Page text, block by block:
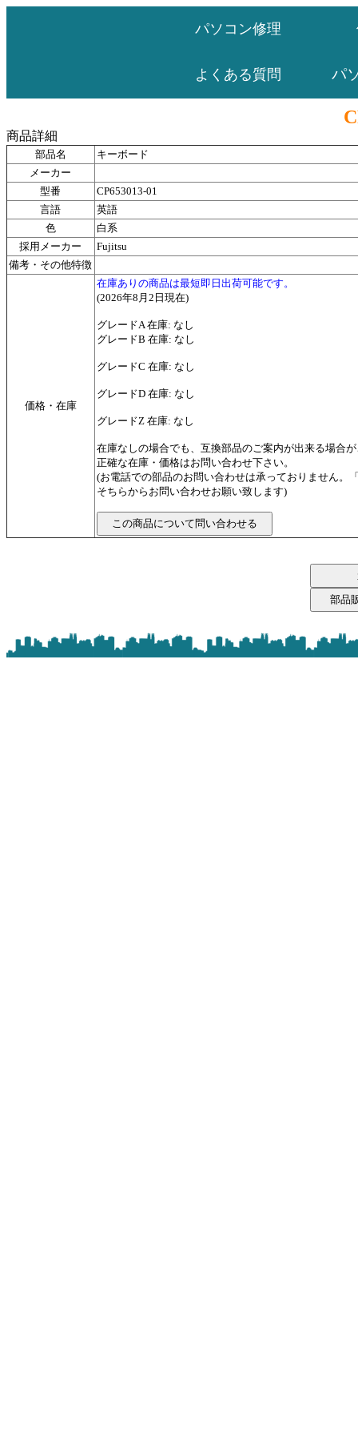
パソコン修理
よくある質問 パ
商品詳細
部品名
キーボード
メーカー
型番
CP653013-01
言語
英語
色
白系
採用メーカー
Fujitsu
備考・その他特徴
価格・在庫
在庫ありの商品は最短即日出荷可能です。
(2026年8月2日現在)
グレードA 在庫: なし
グレードB 在庫: なし
グレードC 在庫: なし
グレードD 在庫: なし
グレードZ 在庫: なし
在庫なしの場合でも、互換部品のご案内が出来る場合
正確な在庫・価格はお問い合わせ下さい。
(お電話での部品のお問い合わせは承っておりません。
そちらからお問い合わせお願い致します)